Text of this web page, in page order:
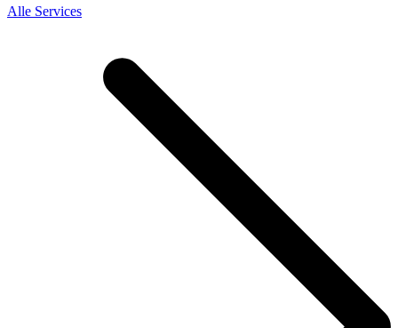
Alle Services